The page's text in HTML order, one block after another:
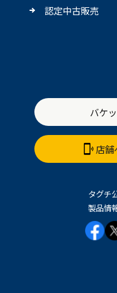
認定中古販売
バケ
店舗
タグチ
製品情